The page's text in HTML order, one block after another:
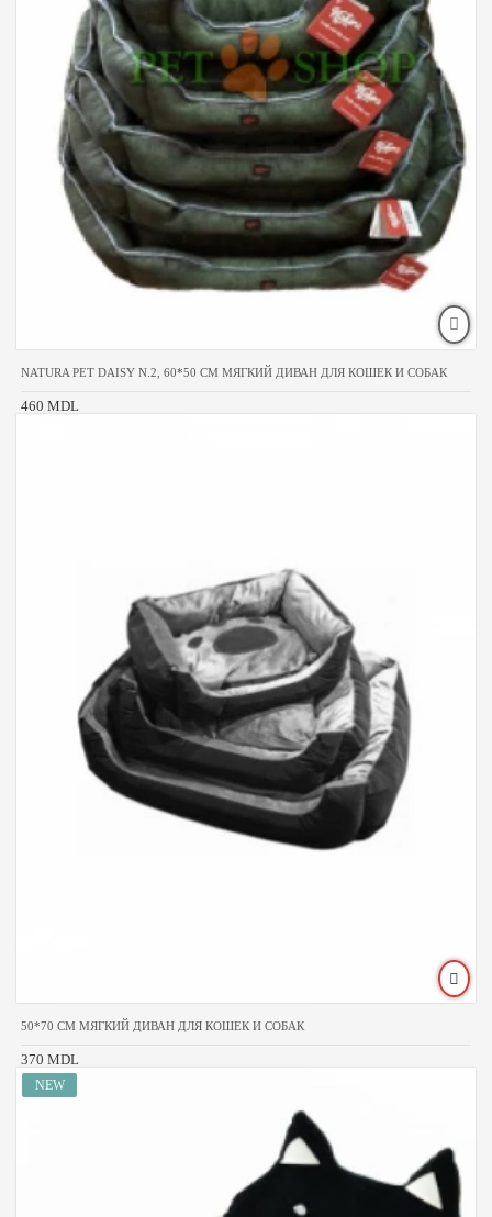
NATURA PET DAISY N.2, 60*50 CM МЯГКИЙ ДИВАН ДЛЯ КОШЕК И СОБАК
460 MDL
50*70 CM МЯГКИЙ ДИВАН ДЛЯ КОШЕК И СОБАК
370 MDL